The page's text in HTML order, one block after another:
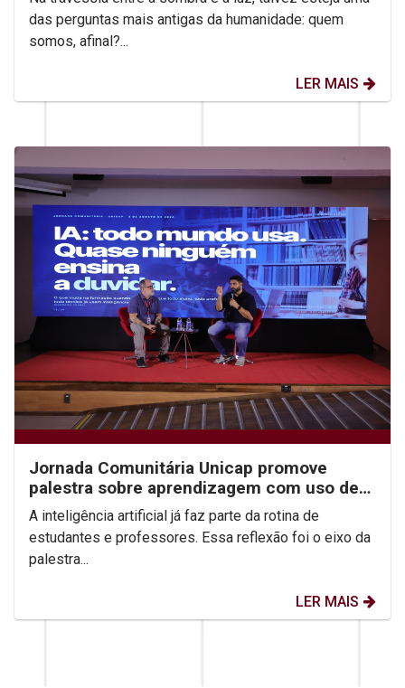
das perguntas mais antigas da humanidade: quem
somos, afinal?...
LER MAIS
Jornada Comunitária Unicap promove
palestra sobre aprendizagem com uso de
IA
A inteligência artificial já faz parte da rotina de
estudantes e professores. Essa reflexão foi o eixo da
palestra...
LER MAIS